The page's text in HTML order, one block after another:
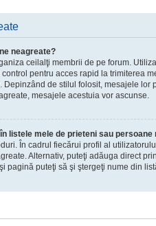
neagreate?
ceilalţi membrii de pe forum.
pentru acces rapid la trimiterea
Depinzând de stilul folosit, mesajele lor
mesajele acestuia vor ascunse.
listele mele de prieteni sau persoane
În cadrul fiecărui profil al
Alternativ, puteţi adăuga direct
pagină puteţi să şi ştergeţi nume din